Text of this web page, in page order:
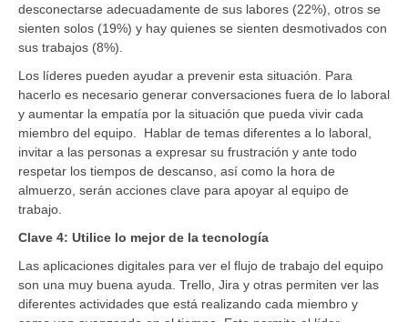
desconectarse adecuadamente de sus labores (22%), otros se
sienten solos (19%) y hay quienes se sienten desmotivados con
sus trabajos (8%).
Los líderes pueden ayudar a prevenir esta situación. Para
hacerlo es necesario generar conversaciones fuera de lo laboral
y aumentar la empatía por la situación que pueda vivir cada
miembro del equipo. Hablar de temas diferentes a lo laboral,
invitar a las personas a expresar su frustración y ante todo
respetar los tiempos de descanso, así como la hora de
almuerzo, serán acciones clave para apoyar al equipo de
trabajo.
Clave 4: Utilice lo mejor de la tecnología
Las aplicaciones digitales para ver el flujo de trabajo del equipo
son una muy buena ayuda. Trello, Jira y otras permiten ver las
diferentes actividades que está realizando cada miembro y